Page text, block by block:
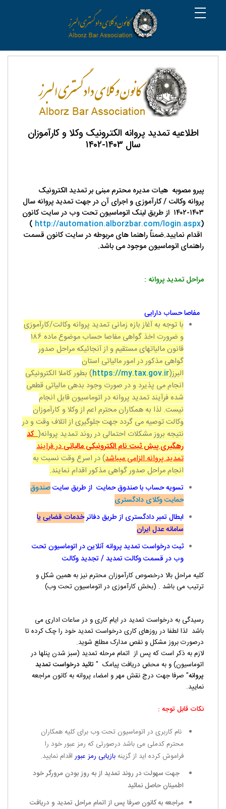
اطلاعیه تمدید پروانه الکترونیک وکلا و کارآموزان
سال ۱۴۰۳-۱۴۰۲
پیرو مصوبه هیات مدیره محترم مبنی بر تمدید الکترونیک
پروانه وکالت / کارآموزی و اجرای آن در جهت تمدید پروانه سال
۱۴۰۳-۱۴۰۲
از طریق لینک اتوماسیون تحت وب در سایت کانون
(
http://automation.alborzbar.com/login.aspx
)
اقدام نمایید.ضمناً راهنما های مربوطه در سایت کانون قسمت
راهنمای اتوماسیون موجود می باشد.
مراحل تمدید پروانه :
مفاصا حساب دارایی
با توجه به آغاز بازه زمانی تمدید پروانه وکالت/کارآموزی
و ضرورت اخذ گواهی مفاصا حساب موضوع ماده ۱۸۶
قانون مالیاتهای مستقیم و از آنجائیکه مراحل صدور
گواهی مذکور در امور مالیاتی استان
البرز(https://my.tax.gov.ir) بطور کاملا الکترونیکی
انجام می پذیرد و در صورت وجود بدهی مالیاتی قطعی
شده فرآیند تمدید پروانه در اتوماسیون قابل انجام
نیست. لذا به همکاران محترم اعم از وکلا و کارآموزان
وکالت توصیه می گردد جهت جلوگیری از اتلاف وقت و در
نتیجه بروز مشکلات احتمالی در روند تمدید پروانه( کد
رهگیری پیش ثبت نام الکترونیکی مالیاتیدر فرایند
تمدید پروانه الزامی میباشد) در اسرع وقت نسبت به
انجام مراحل صدور گواهی مذکور اقدام نمایند.
تسویهحساب با صندوق حمایت از طریق سایتصندوق
حمایت وکلای دادگستری
ابطال تمبر دادگستری از طریق دفاترخدمات قضایی یا
سامانه عدل ایران
ثبت درخواست تمدید پروانه آنلاین در اتوماسیون تحت
وب در قسمت وکالت تمدید / تجدید وکالت
کلیه مراحل بالا درخصوص کارآموزان محترم نیز به همین شکل و
ترتیب می باشد . (بخش کارآموزی در اتوماسیون تحت وب)
رسیدگی به درخواست تمدید در ایام کاری و در ساعات اداری می
باشد لذا لطفا در روزهای کاری درخواست تمدید خود را چک کرده تا
درصورت بروز مشکل و نقص مدارک مطلع شوید.
لازم به ذکر است که پس از اتمام مرحله تمدید (سبز شدن پنلها در
اتوماسیون) و به محض دریافت پیامک "تائيد درخواست تمدید
پروانه" صرفا جهت درج نقش مهر و امضاء پروانه به کانون مراجعه
نمایید.
نکات قابل توجه :
نام کاربری در اتوماسیون تحت وب برای کلیه همکاران
محترم کدملی می باشد درصورتی که رمز عبور خود را
فراموش کرده اید از گزینهبازیابی رمز عبور اقدام نمایید.
جهت سهولت در روند تمدید از به روز بودن مرورگر خود
اطمینان حاصل نمائید
مراجعه به کانون صرفا پس از اتمام مراحل تمدید و دریافت